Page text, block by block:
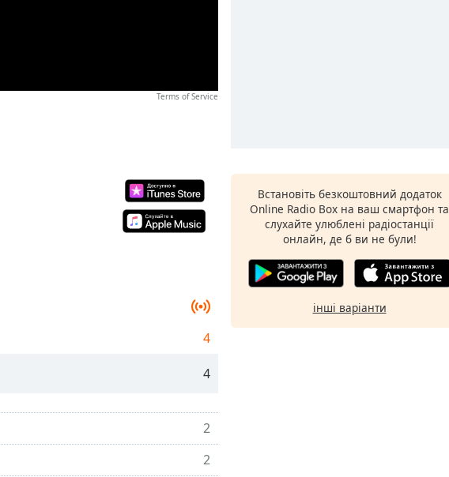
Terms of Service
4
4
2
2
Встановіть безкоштовний додаток
Online Radio Box на ваш смартфон та
слухайте улюблені радіостанції
онлайн, де б ви не були!
інші варіанти